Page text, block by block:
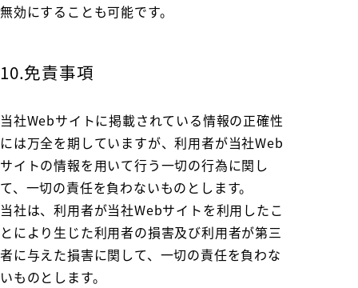
無効にすることも可能です。
10.免責事項
当社Webサイトに掲載されている情報の正確性
には万全を期していますが、利用者が当社Web
サイトの情報を用いて行う一切の行為に関し
て、一切の責任を負わないものとします。
当社は、利用者が当社Webサイトを利用したこ
とにより生じた利用者の損害及び利用者が第三
者に与えた損害に関して、一切の責任を負わな
いものとします。